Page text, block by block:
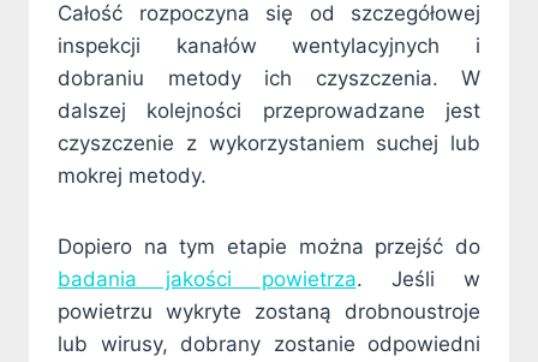
Całość rozpoczyna się od szczegółowej
inspekcji kanałów wentylacyjnych i
dobraniu metody ich czyszczenia. W
dalszej kolejności przeprowadzane jest
czyszczenie z wykorzystaniem suchej lub
mokrej metody.
Dopiero na tym etapie można przejść do
badania jakości powietrza. Jeśli w
powietrzu wykryte zostaną drobnoustroje
lub wirusy, dobrany zostanie odpowiedni